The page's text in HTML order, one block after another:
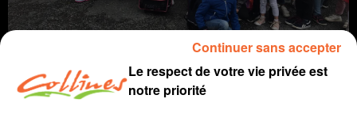
Les parents d'élèves mobilisés pour éviter la fermeture d'une
Le respect de votre vie privée est
notre priorité
Continuer sans accepter